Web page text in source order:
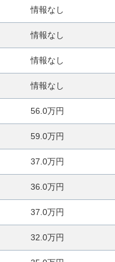
情報なし
情報なし
情報なし
情報なし
56.0万円
59.0万円
37.0万円
36.0万円
37.0万円
32.0万円